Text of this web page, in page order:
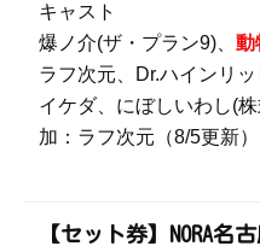
キャスト
爆ノ介(ザ・プラン9)、 動
ラフ次元、Dr.ハインリ
イケダ、にぼしいわし(
加：ラフ次元（8/5更新）
【セット券】NORA名